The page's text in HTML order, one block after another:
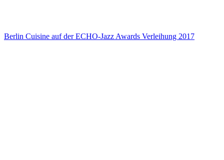
Berlin Cuisine auf der ECHO-Jazz Awards Verleihung 2017